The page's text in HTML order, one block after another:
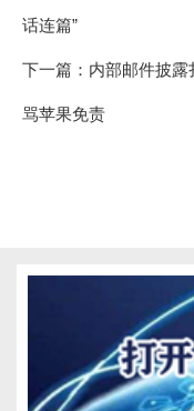
话连篇”
下一篇： 内部邮件披
骂苹果免责